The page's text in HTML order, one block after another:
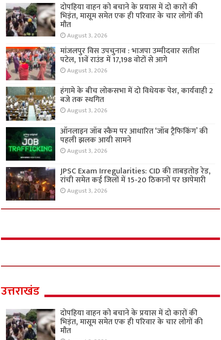
दोपहिया वाहन को बचाने के प्रयास में दो कारों की
भिड़ंत, मासूम समेत एक ही परिवार के चार लोगों की
मौत
August 3, 2026
मांजलपुर विस उपचुनाव : भाजपा उम्मीदवार सतीश
पटेल, 11वें राउंड में 17,198 वोटों से आगे
August 3, 2026
हंगामे के बीच लोकसभा में दो विधेयक पेश, कार्यवाही 2
बजे तक स्थगित
August 3, 2026
ऑनलाइन जॉब स्कैम पर आधारित ‘जॉब ट्रैफिकिंग’ की
पहली झलक आयी सामने
August 3, 2026
JPSC Exam Irregularities: CID की ताबड़तोड़ रेड,
रांची समेत कई जिलों में 15-20 ठिकानों पर छापेमारी
August 3, 2026
उत्तराखंड
दोपहिया वाहन को बचाने के प्रयास में दो कारों की
भिड़ंत, मासूम समेत एक ही परिवार के चार लोगों की
मौत